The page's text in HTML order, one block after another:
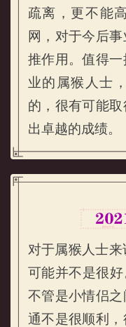
疏离，更不能
网，对于今后
推作用。值得
业的属猴人士
的，很有可能
出卓越的成绩。
对于属猴人士来
可能并不是很好
不管是小情侣
通不是很顺利，